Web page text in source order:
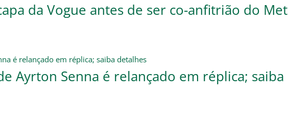
da Vogue antes de ser co-anfitrião do Met
Ayrton Senna é relançado em réplica; saiba